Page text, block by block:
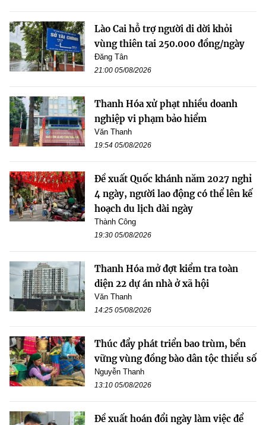
Lào Cai hỗ trợ người di dời khỏi
vùng thiên tai 250.000 đồng/ngày
Đăng Tân
21:00 05/08/2026
Thanh Hóa xử phạt nhiều doanh
nghiệp vi phạm bảo hiểm
Văn Thanh
19:54 05/08/2026
Đề xuất Quốc khánh năm 2027 nghỉ
4 ngày, người lao động có thể lên kế
hoạch du lịch dài ngày
Thành Công
19:30 05/08/2026
Thanh Hóa mở đợt kiểm tra toàn
diện 22 dự án nhà ở xã hội
Văn Thanh
14:25 05/08/2026
Thúc đẩy phát triển bao trùm, bền
vững vùng đồng bào dân tộc thiểu số
Nguyễn Thanh
13:10 05/08/2026
Đề xuất hoán đổi ngày làm việc để